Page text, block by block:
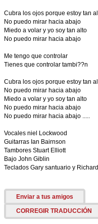
Cubra los ojos porque estoy tan
No puedo mirar hacia abajo
Miedo a volar y yo soy tan alto
No puedo mirar hacia abajo
Me tengo que controlar
Tienes que controlar tambi??n
Cubra los ojos porque estoy tan
No puedo mirar hacia abajo
Miedo a volar y yo soy tan alto
No puedo mirar hacia abajo
No puedo mirar hacia abajo .....
Vocales niel Lockwood
Guitarras Ian Bairnson
Tambores Stuart Elliott
Bajo John Giblin
Teclados Gary santuario y
Enviar a tus amigos
CORREGIR TRADUCCIÓN